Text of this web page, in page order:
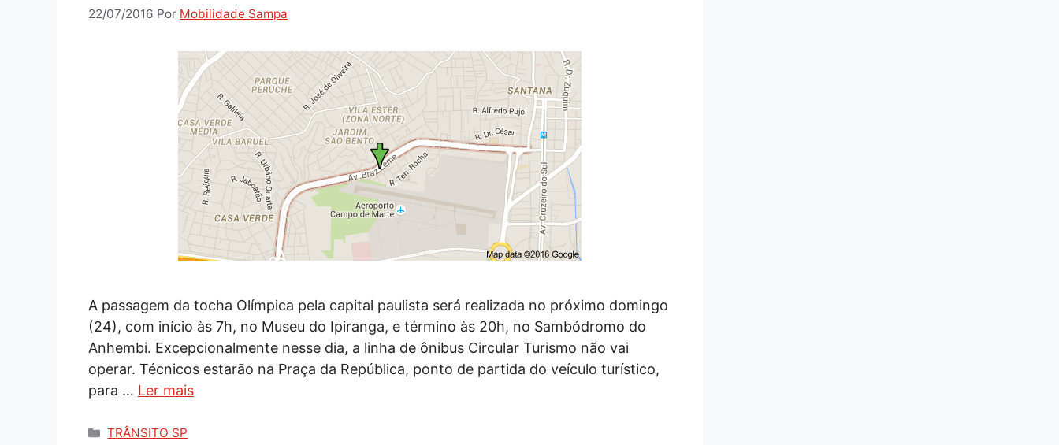
22/07/2016 Por Mobilidade Sampa
A passagem da tocha Olímpica pela capital paulista será realizada no próximo domingo
(24), com início às 7h, no Museu do Ipiranga, e término às 20h, no Sambódromo do
Anhembi. Excepcionalmente nesse dia, a linha de ônibus Circular Turismo não vai
operar. Técnicos estarão na Praça da República, ponto de partida do veículo turístico,
para … Ler mais
Categorias
TRÂNSITO SP